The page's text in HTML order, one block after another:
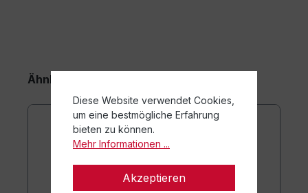
Ähnliche Artikel
Diese Website verwendet Cookies,
um eine bestmögliche Erfahrung
bieten zu können.
Mehr Informationen ...
Akzeptieren